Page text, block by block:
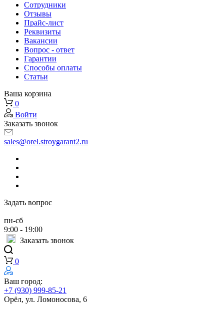
Сотрудники
Отзывы
Прайс-лист
Реквизиты
Вакансии
Вопрос - ответ
Гарантии
Способы оплаты
Статьи
Ваша корзина
0
Войти
Заказать звонок
sales@orel.stroygarant2.ru
Задать вопрос
пн-сб
9:00 - 19:00
Заказать звонок
0
Ваш город:
+7 (930) 999-85-21
Орёл, ул. Ломоносова, 6